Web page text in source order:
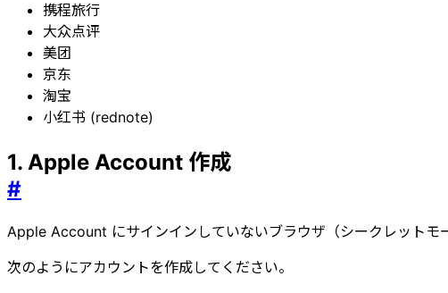
携程旅行
大众点评
美团
京东
淘宝
小红书 (rednote)
1. Apple Account 作成
#
Apple Account にサインインしていないブラウザ（シークレットモ
次のようにアカウントを作成してください。